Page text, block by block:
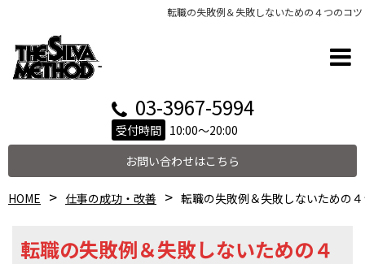
転職の失敗例＆失敗しないための４つのコツ
03-3967-5994
受付時間 10:00～20:00
お問い合わせはこちら
HOME 仕事の成功・改善 転職の失敗例＆失敗しないための
転職の失敗例＆失敗しないための４